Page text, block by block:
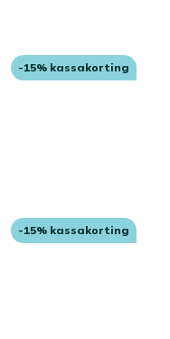
-15% kassakorting
-15% kassakorting